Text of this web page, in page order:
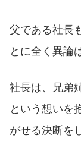
父である社長
とに全く異論
社長は、兄弟
という想いを
がせる決断を